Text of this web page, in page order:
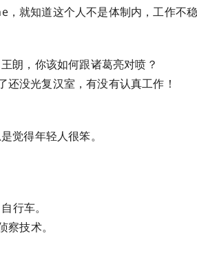
就知道这个人不是体制内，工作不稳
朗，你该如何跟诸葛亮对喷？
没光复汉室，有没有认真工作！
觉得年轻人很笨。
行车。
技术。